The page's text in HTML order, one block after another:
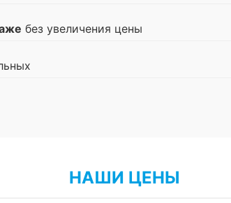
без увеличения цены
НАШИ ЦЕНЫ